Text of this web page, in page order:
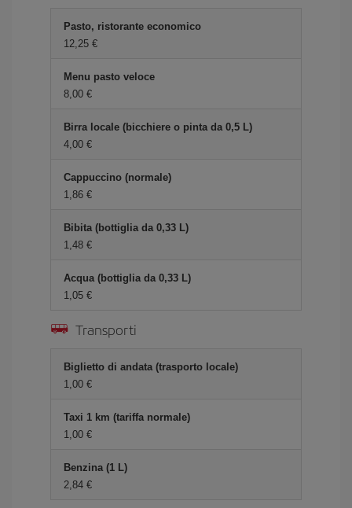
Pasto, ristorante economico
12,25 €
Menu pasto veloce
8,00 €
Birra locale (bicchiere o pinta da 0,5 L)
4,00 €
Cappuccino (normale)
1,86 €
Bibita (bottiglia da 0,33 L)
1,48 €
Acqua (bottiglia da 0,33 L)
1,05 €
Transporti
Biglietto di andata (trasporto locale)
1,00 €
Taxi 1 km (tariffa normale)
1,00 €
Benzina (1 L)
2,84 €